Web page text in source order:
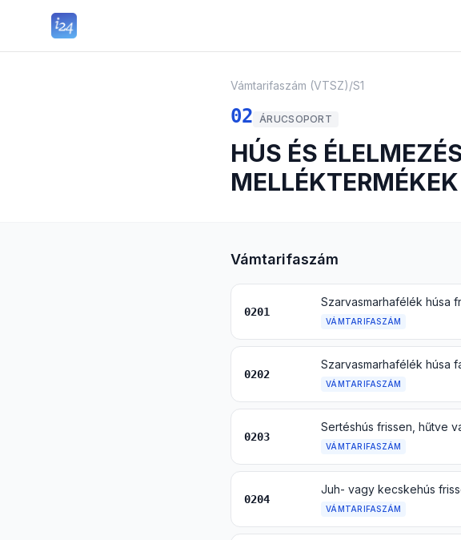
Vámtarifaszám (VTSZ)/S1
02 ÁRUCSOPORT
HÚS ÉS
Vámtarifaszám
0201
Szarvasmarhafélék húsa
VÁMTARIFASZÁM
0202
Szarvasmarhafélék húsa
VÁMTARIFASZÁM
0203
Sertéshús frissen, hűtve
VÁMTARIFASZÁM
0204
Juh- vagy kecskehús
VÁMTARIFASZÁM